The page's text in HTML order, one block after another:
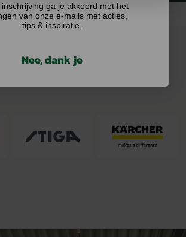
inschrijving ga je akkoord met het
van onze e-mails met acties,
tips & inspiratie.
Nee, dank je